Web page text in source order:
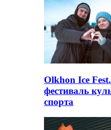
Olkhon Ice
фестиваль
спорта